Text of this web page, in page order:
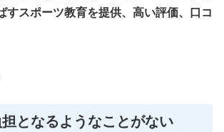
すスポーツ教育を提供、高い評価、口コ
となるようなことがない